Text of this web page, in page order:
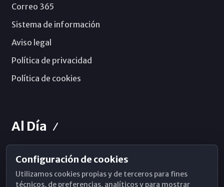
Correo 365
Sistema de información
Aviso legal
Política de privacidad
Política de cookies
Al Día
Horarios de Misa
Hemeroteca
Configuración de cookies
Utilizamos cookies propias y de terceros para fines
técnicos, de preferencias, analíticos y para mostrar